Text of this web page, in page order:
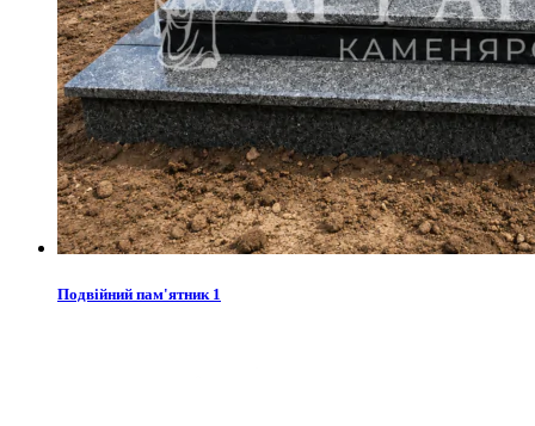
Подвійний пам'ятник 1